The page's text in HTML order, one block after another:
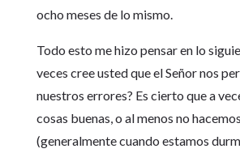
ocho meses de lo mismo.
Todo esto me hizo pensar en lo
veces cree usted que el Señor nos
nuestros errores? Es cierto que a
cosas buenas, o al menos no
(generalmente cuando estamos